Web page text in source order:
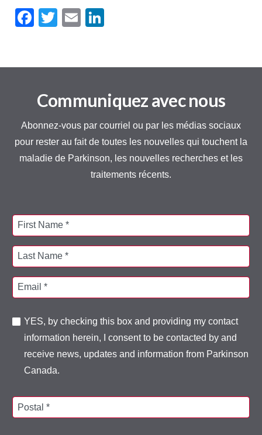
Facebook
TwitterEmail
Communiquez avec nous
Abonnez-vous par courriel ou par les médias sociaux
pour rester au fait de toutes les nouvelles qui touchent la
maladie de Parkinson, les nouvelles recherches et les
traitements récents.
First Name *
Last Name *
Email *
YES, by checking this box and providing my contact
information herein, I consent to be contacted by and
receive news, updates and information from Parkinson
Canada.
Postal *